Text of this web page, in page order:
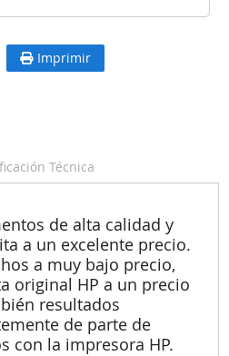
Imprimir
Técnica
de alta calidad y
a un excelente precio.
a muy bajo precio,
original HP a un precio
resultados
de parte de
con la impresora HP.